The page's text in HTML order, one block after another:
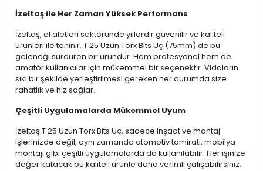
İzeltaş ile Her Zaman Yüksek Performans
İzeltaş, el aletleri sektöründe yıllardır güvenilir ve kaliteli
ürünleri ile tanınır. T 25 Uzun Torx Bits Uç (75mm) de bu
geleneği sürdüren bir üründür. Hem profesyonel hem de
amatör kullanıcılar için mükemmel bir seçenektir. Vidaların
sıkı bir şekilde yerleştirilmesi gereken her durumda size
rahatlık ve hız sağlar.
Çeşitli Uygulamalarda Mükemmel Uyum
İzeltaş T 25 Uzun Torx Bits Uç, sadece inşaat ve montaj
işlerinizde değil, aynı zamanda otomotiv tamiratı, mobilya
montajı gibi çeşitli uygulamalarda da kullanılabilir. Her işinize
değer katacak bu kaliteli ürünle daha verimli çalışabilirsiniz.